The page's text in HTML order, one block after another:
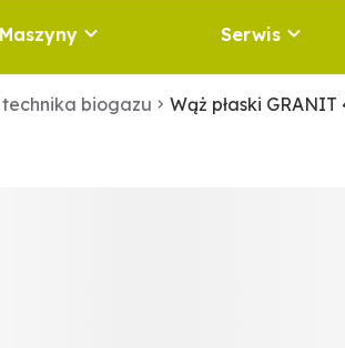
Maszyny Serwis
biogazu Wąż płaski